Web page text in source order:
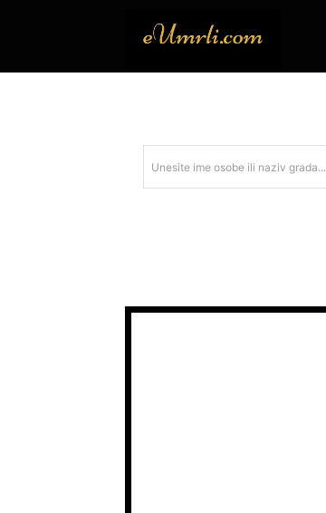
Unesite ime osobe ili naziv grada...